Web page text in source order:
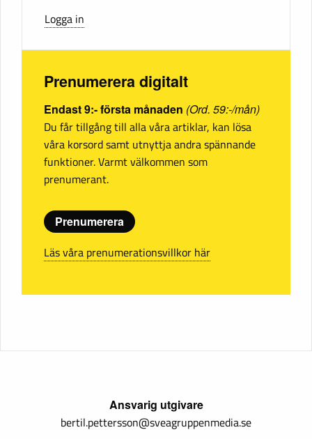
Logga in
Prenumerera digitalt
Endast 9:- första månaden (Ord. 59:-/mån)
Du får tillgång till alla våra artiklar, kan lösa
våra korsord samt utnyttja andra spännande
funktioner. Varmt välkommen som
prenumerant.
Prenumerera
Läs våra prenumerationsvillkor här
Ansvarig utgivare
bertil.pettersson@sveagruppenmedia.se